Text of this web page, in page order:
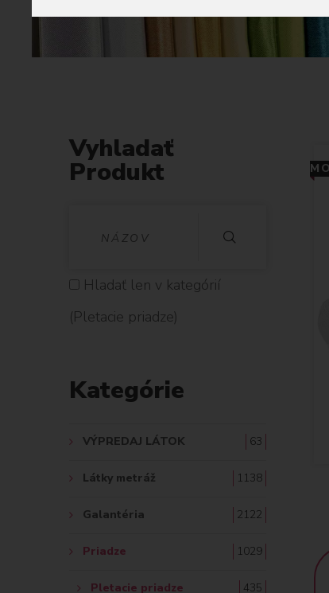
Vyhladať
Produkt
H
L
D
Ť
:
Hladať len v kategórií
(Pletacie priadze)
Kategórie
VÝPREDAJ LÁTOK 63
Látky metráž 1138
Galantéria 2122
Priadze 1029
Pletacie priadze 435